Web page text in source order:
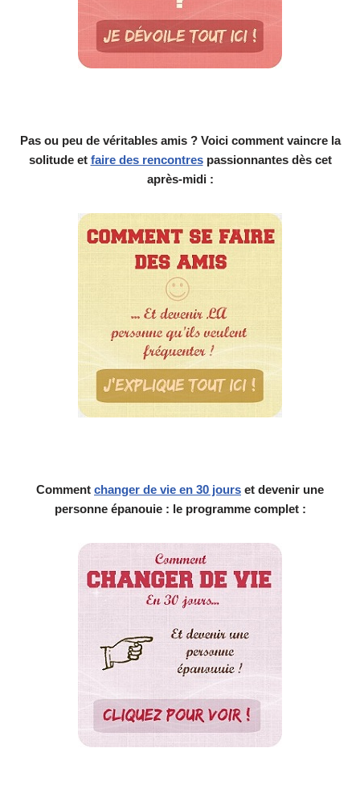
Pas ou peu de véritables amis ? Voici comment vaincre la
solitude et faire des rencontrespassionnantes dès cet
après-midi :
Comment changer de vie en 30 jours et devenir une
personne épanouie : le programme complet :